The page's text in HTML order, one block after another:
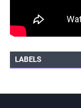
LABELS